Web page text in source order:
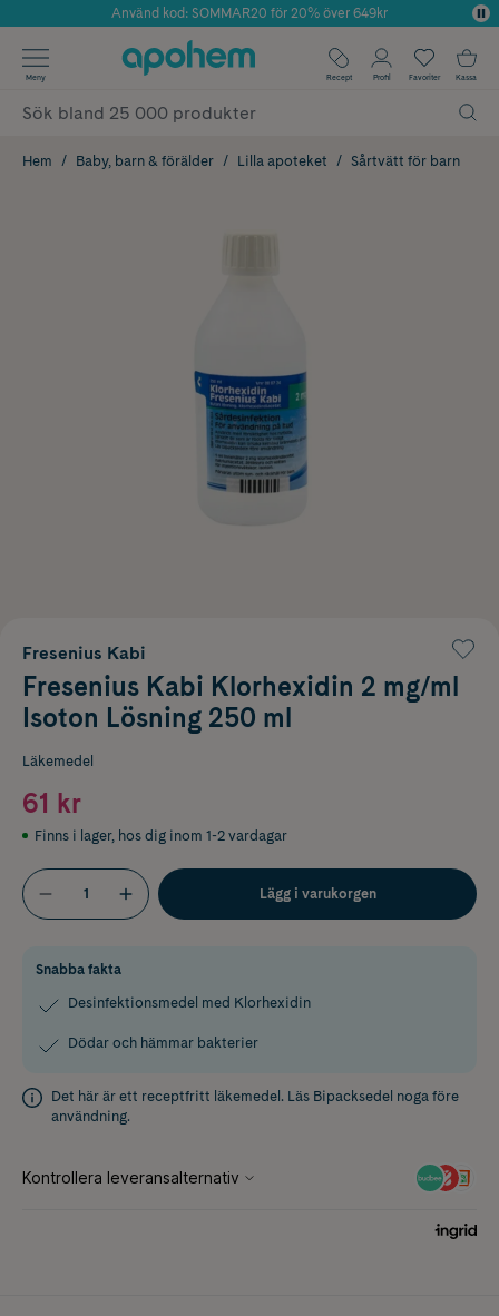
Årets Butik 2025 inom Skönhet
Använd kod: SOMMAR20 för 20% över 649kr
✓ Fri frakt
✓ Poäng på alla köp*
Meny Recept Profil Favoriter Kassa
Hem Baby, barn & förälder Lilla apoteket Sårtvätt för barn
Fresenius Kabi
Fresenius Kabi Klorhexidin 2 mg/ml
Isoton Lösning 250 ml
Läkemedel
61 kr
Finns i lager, hos dig inom 1-2 vardagar
Lägg i varukorgen
Snabba fakta
Desinfektionsmedel med Klorhexidin
Dödar och hämmar bakterier
Det här är ett receptfritt läkemedel. Läs Bipacksedel noga före
användning.